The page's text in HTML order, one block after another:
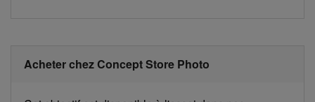
Acheter chez Concept Store Photo